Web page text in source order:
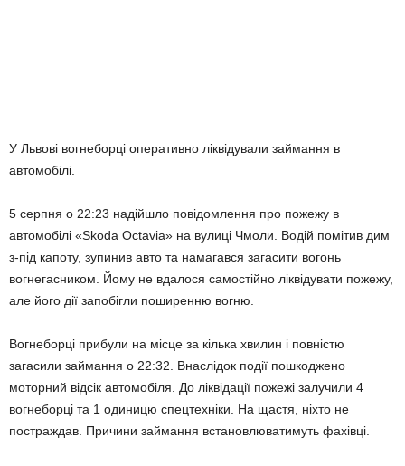
У Львові вогнеборці оперативно ліквідували займання в
автомобілі.
5 серпня о 22:23 надійшло повідомлення про пожежу в
автомобілі «Skoda Octavia» на вулиці Чмоли. Водій помітив дим
з-під капоту, зупинив авто та намагався загасити вогонь
вогнегасником. Йому не вдалося самостійно ліквідувати пожежу,
але його дії запобігли поширенню вогню.
Вогнеборці прибули на місце за кілька хвилин і повністю
загасили займання о 22:32. Внаслідок події пошкоджено
моторний відсік автомобіля. До ліквідації пожежі залучили 4
вогнеборці та 1 одиницю спецтехніки. На щастя, ніхто не
постраждав. Причини займання встановлюватимуть фахівці.